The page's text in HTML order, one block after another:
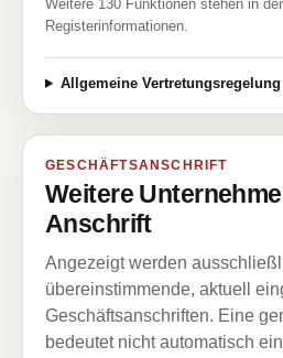
Weitere 130 Funktionen stehen in
Registerinformationen.
Allgemeine Vertretungsregelung
GESCHÄFTSANSCHRIFT
Weitere
Anschrift
Angezeigt werden
übereinstimmende, aktuell
Geschäftsanschriften. Eine
bedeutet nicht automatisch